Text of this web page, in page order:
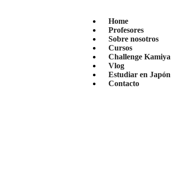
Home
Profesores
Sobre nosotros
Cursos
Challenge Kamiya
Vlog
Estudiar en Japón
Contacto